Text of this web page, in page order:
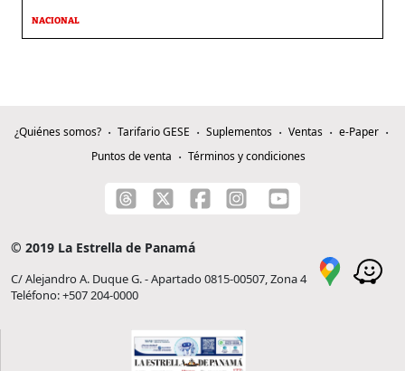
NACIONAL
¿Quiénes somos? Tarifario GESE Suplementos Ventas
e-Paper
Puntos de venta
Términos y condiciones
© 2019 La Estrella de Panamá
C/ Alejandro A. Duque G. - Apartado 0815-00507, Zona 4
Teléfono: +507 204-0000